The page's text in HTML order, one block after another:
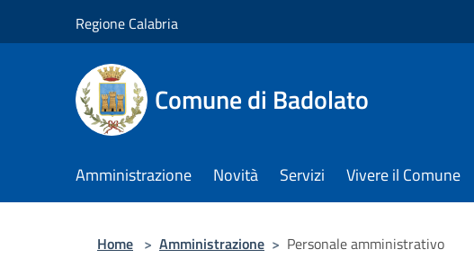
Regione Calabria
Comune di Badolato
Amministrazione Novità Servizi Vivere il Comune
Home > Amministrazione > Personale amministrativo